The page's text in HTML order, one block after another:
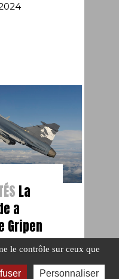
La
a
Gripen
2024
le contrôle sur ceux que
Personnaliser